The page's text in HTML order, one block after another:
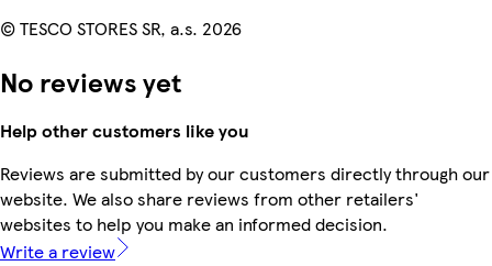
© TESCO STORES SR, a.s. 2026
No reviews yet
Help other customers like you
Reviews are submitted by our customers directly through our
website. We also share reviews from other retailers'
websites to help you make an informed decision.
Write a review